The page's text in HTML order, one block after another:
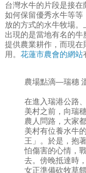
台灣水牛的片段是接
如何保留優秀水牛等
放的方式的水牛牧場
出現的是當地有名的
提供農業耕作，而現在
用。 花蓮市農會的網站
農場點滴—瑞穗
在進入瑞港公路
美村之前，向瑞
農人問路，大家
美村有位養水牛
王」。於是，抱
怕傷害的心情，
去。傍晚抵達時
女正準備砍牧草